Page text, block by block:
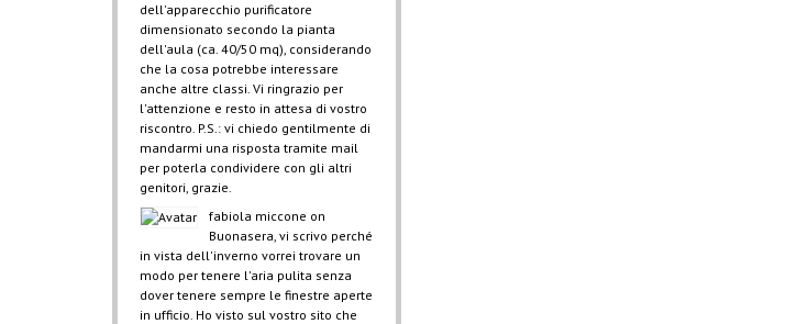
dell'apparecchio purificatore
dimensionato secondo la pianta
dell'aula (ca. 40/50 mq), considerando
che la cosa potrebbe interessare
anche altre classi. Vi ringrazio per
l'attenzione e resto in attesa di vostro
riscontro. P.S.: vi chiedo gentilmente di
mandarmi una risposta tramite mail
per poterla condividere con gli altri
genitori, grazie.
fabiola miccone on
Buonasera, vi scrivo perché
in vista dell'inverno vorrei trovare un
modo per tenere l'aria pulita senza
dover tenere sempre le finestre aperte
in ufficio. Ho visto sul vostro sito che